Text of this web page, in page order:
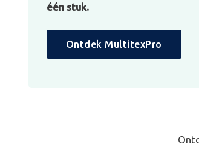
één stuk.
Ontdek MultitexPro